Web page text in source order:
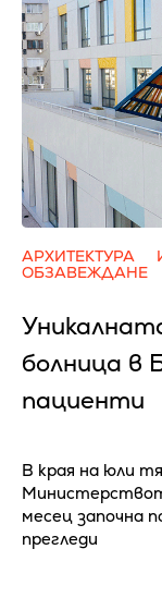
АРХИТЕКТУРА
ОБЗАВЕЖДАНЕ
болница в
пациенти
В края на юли
месец започна
прегледи